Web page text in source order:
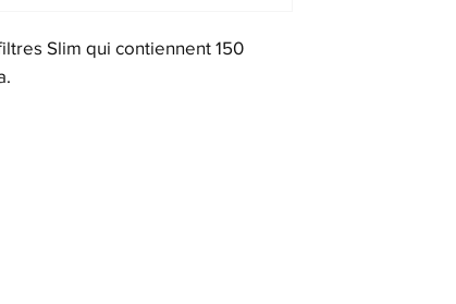
Slim qui contiennent 150